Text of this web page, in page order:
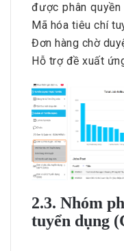
được phân
Mã hóa tiêu chí
Đơn hàng chờ
Hỗ trợ đề xuất
2.3. Nhóm
tuyển dụng